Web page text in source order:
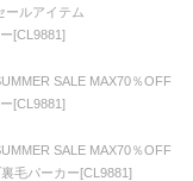
ールアイテム
[CL9881]
SALE MAX70％OFF
[CL9881]
SALE MAX70％OFF
毛パーカー[CL9881]